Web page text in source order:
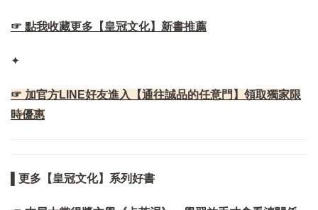
☞ 點我收藏更多【皇冠文化】新書推薦
✦
☞ 加官方LINE好友進入【通往誠品的任意門】領取獨家限
時優惠
▌更多【皇冠文化】系列好書